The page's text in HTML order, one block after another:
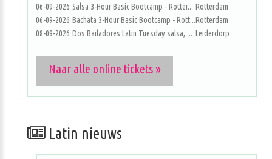
06-09-2026 Salsa 3-Hour Basic Bootcamp - Rotter... Rotterdam
06-09-2026 Bachata 3-Hour Basic Bootcamp - Rott...Rotterdam
08-09-2026 Dos Bailadores Latin Tuesday salsa, ... Leiderdorp
Naar alle online tickets »
Latin nieuws